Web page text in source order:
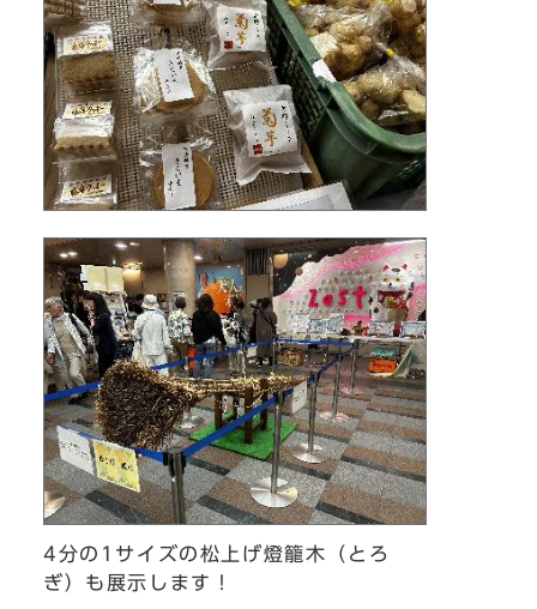
4分の1サイズの松上げ燈籠木（とろ
ぎ）も展示します！